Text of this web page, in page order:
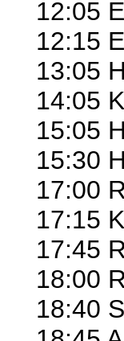
12:05
12:15
13:05
14:05
15:05
15:30
17:00
17:15
17:45
18:00
18:40